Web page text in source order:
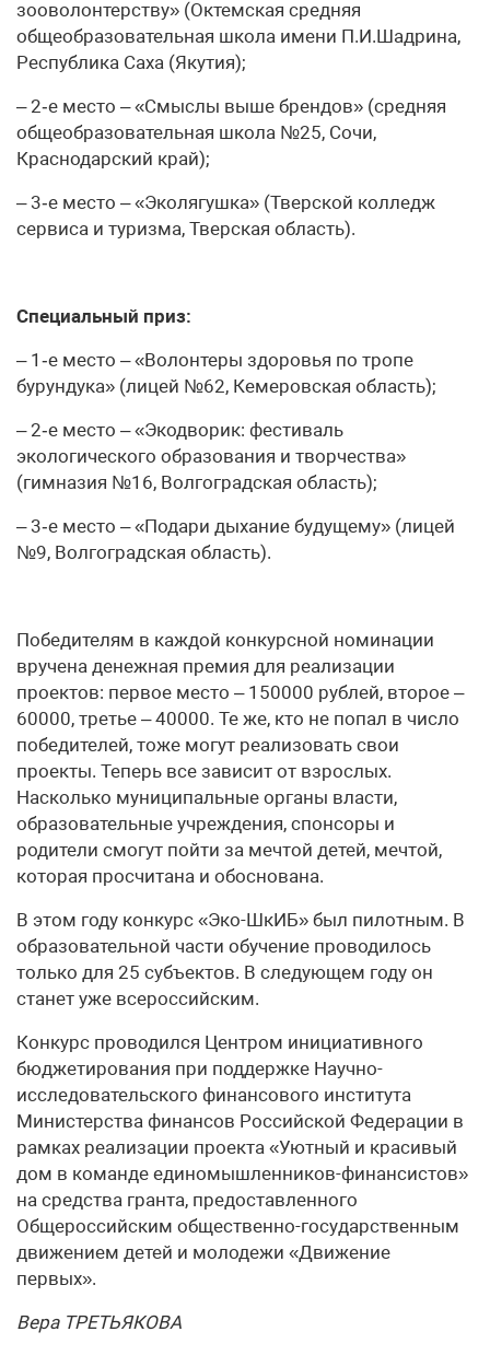
зооволонтерству» (Октемская средняя
общеобразовательная школа имени П.И.Шадрина,
Республика Саха (Якутия);
– 2‑е место – «Смыслы выше брендов» (средняя
общеобразовательная школа №25, Сочи,
Краснодарский край);
– 3‑е место – «Эколягушка» (Тверской колледж
сервиса и туризма, Тверская область).
Специальный приз:
– 1‑е место – «Волонтеры здоровья по тропе
бурундука» (лицей №62, Кемеровская область);
– 2‑е место – «Экодворик: фестиваль
экологического образования и творчества»
(гимназия №16, Волгоградская область);
– 3‑е место – «Подари дыхание будущему» (лицей
№9, Волгоградская область).
Победителям в каждой конкурсной номинации
вручена денежная премия для реализации
проектов: первое место – 150000 рублей, второе –
60000, третье – 40000. Те же, кто не попал в число
победителей, тоже могут реализовать свои
проекты. Теперь все зависит от взрослых.
Насколько муниципальные органы власти,
образовательные учреждения, спонсоры и
родители смогут пойти за мечтой детей, мечтой,
которая просчитана и обоснована.
В этом году конкурс «Эко-ШкИБ» был пилотным. В
образовательной части обучение проводилось
только для 25 субъектов. В следующем году он
станет уже всероссийским.
Конкурс проводился Центром инициативного
бюджетирования при поддержке Научно-
исследовательского финансового института
Министерства финансов Российской Федерации в
рамках реализации проекта «Уютный и красивый
дом в команде единомышленников-финансистов»
на средства гранта, предоставленного
Общероссийским общественно-государственным
движением детей и молодежи «Движение
первых».
Вера ТРЕТЬЯКОВА